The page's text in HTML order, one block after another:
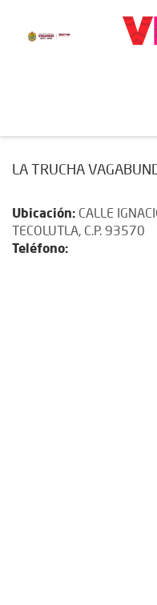
LA TRUCHA
Ubicación: CALLE
TECOLUTLA, C.P. 93570
Teléfono: